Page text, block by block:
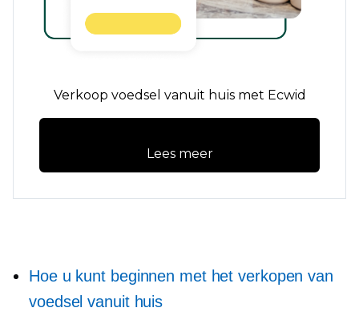
Verkoop voedsel vanuit huis met Ecwid
Lees meer
Hoe u kunt beginnen met het verkopen van
voedsel vanuit huis